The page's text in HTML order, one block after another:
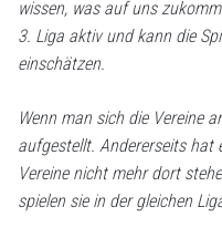
wissen, was auf uns
3. Liga aktiv und kann die
einschätzen.
Wenn man sich die Vereine
aufgestellt. Andererseits hat
Vereine nicht mehr dort
spielen sie in der gleichen